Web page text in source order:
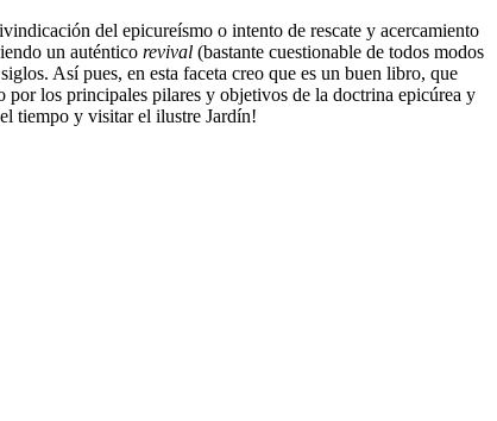
del epicureísmo o intento de rescate y acercamiento
un auténtico revival (bastante cuestionable de todos modos
Así pues, en esta faceta creo que es un buen libro, que
por los principales pilares y objetivos de la doctrina epicúrea y
tiempo y visitar el ilustre Jardín!